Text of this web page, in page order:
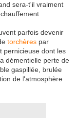
sera-t'il vraiment
parfois devenir
torchères par
pernicieuse dont les
démentielle perte de
gaspillée, brulée
de l'atmosphère